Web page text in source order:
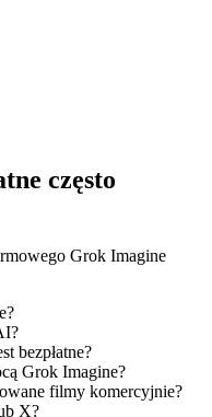
często
Grok Imagine
bezpłatne?
Grok Imagine?
filmy komercyjnie?
X?